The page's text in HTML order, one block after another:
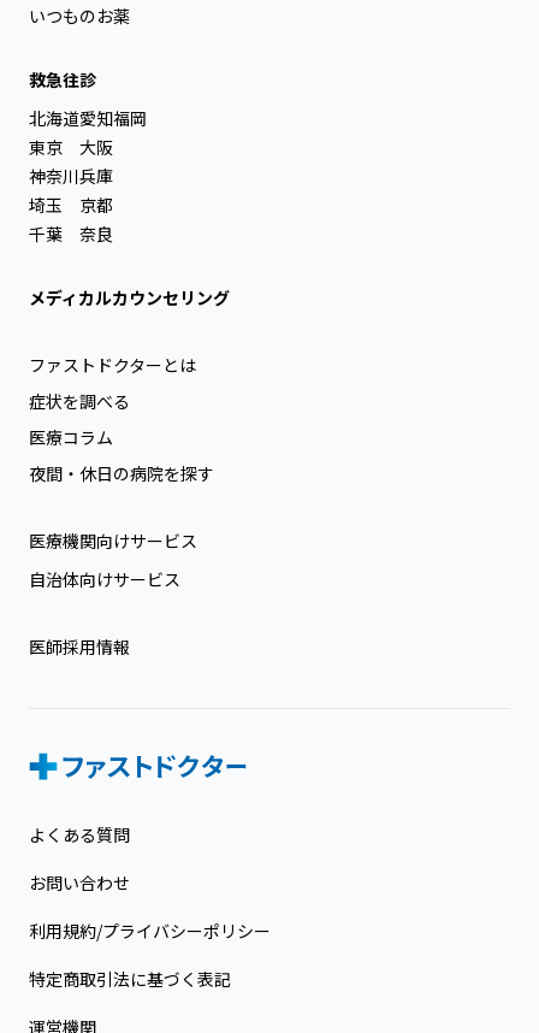
いつものお薬
救急往診
北海道
東京
神奈川
埼玉
千葉
愛知
大阪
兵庫
京都
奈良
福岡
メディカルカウンセリング
ファストドクターとは
症状を調べる
医療コラム
夜間・休日の病院を探す
医療機関向けサービス
自治体向けサービス
医師採用情報
よくある質問
お問い合わせ
利用規約/プライバシーポリシー
特定商取引法に基づく表記
運営機関